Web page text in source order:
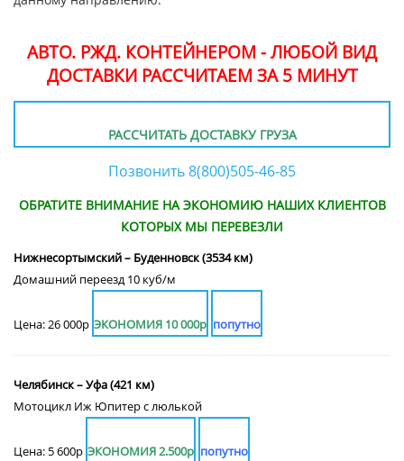
АВТО. РЖД. КОНТЕЙНЕРОМ - ЛЮБОЙ ВИД
ДОСТАВКИ РАССЧИТАЕМ ЗА 5 МИНУТ
РАССЧИТАТЬ ДОСТАВКУ ГРУЗА
Позвонить 8(800)505-46-85
ОБРАТИТЕ ВНИМАНИЕ НА ЭКОНОМИЮ НАШИХ КЛИЕНТОВ
КОТОРЫХ МЫ ПЕРЕВЕЗЛИ
Нижнесортымский – Буденновск (3534 км)
Домашний переезд 10 куб/м
Цена: 26 000р ЭКОНОМИЯ 10 000р попутно
Челябинск – Уфа (421 км)
Мотоцикл Иж Юпитер с люлькой
Цена: 5 600р ЭКОНОМИЯ 2.500р попутно